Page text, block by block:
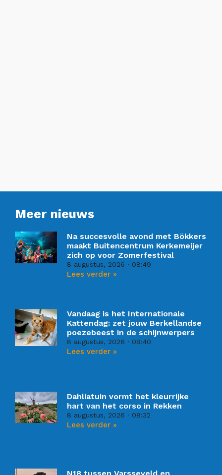
Meer nieuws
Na succesvolle avond met Bökkers
maakt Buitencentrum Kerkemeijer
zich op voor Zomerfestival
8 augustus, 2026 08:49
Lees verder »
Vandaag is het Internationale
Kattendag: zet jouw Berkellandse
poezebeest in de schijnwerpers
8 augustus, 2026 08:40
Lees verder »
Dahliatuin vormt het kleurrijke
hart van het corso in Rekken
8 augustus, 2026 08:32
Lees verder »